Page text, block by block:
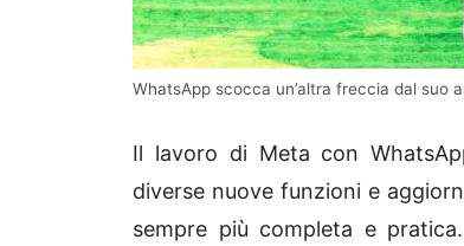
WhatsApp scocca un’altra freccia dal suo
Il lavoro di Meta con
diverse nuove funzioni e
sempre più completa e